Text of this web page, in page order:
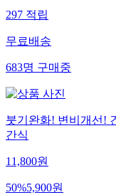
297 적립
무료배송
683명 구매중
붓기완화! 변비개선!
간식
11,800원
50%5,900원